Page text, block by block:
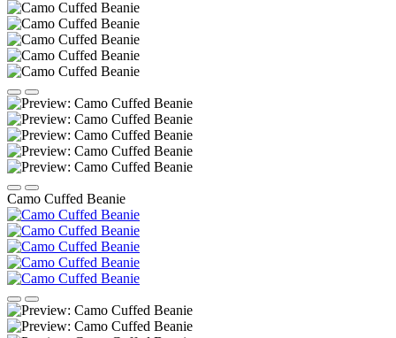
Camo Cuffed Beanie